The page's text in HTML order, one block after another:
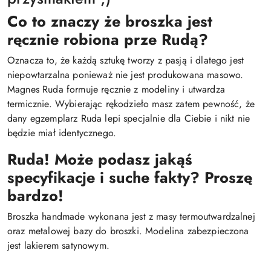
Co to znaczy że broszka jest
ręcznie robiona prze Rudą?
Oznacza to, że każdą sztukę tworzy z pasją i dlatego jest
niepowtarzalna ponieważ nie jest produkowana masowo.
Magnes Ruda formuje ręcznie z modeliny i utwardza
termicznie. Wybierając rękodzieło masz zatem pewność, że
dany egzemplarz Ruda lepi specjalnie dla Ciebie i nikt nie
będzie miał identycznego.
Ruda! Może podasz jakąś
specyfikacje i suche fakty? Proszę
bardzo!
Broszka handmade wykonana jest z masy termoutwardzalnej
oraz metalowej bazy do broszki. Modelina zabezpieczona
jest lakierem satynowym.